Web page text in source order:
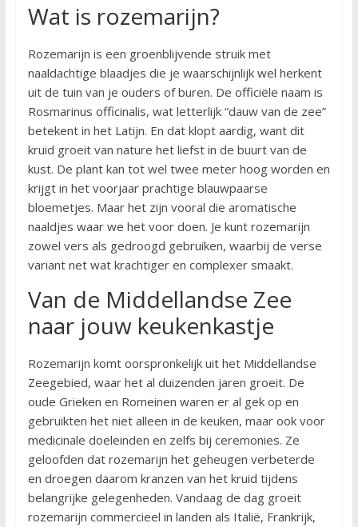
Wat is rozemarijn?
Rozemarijn is een groenblijvende struik met
naaldachtige blaadjes die je waarschijnlijk wel herkent
uit de tuin van je ouders of buren. De officiële naam is
Rosmarinus officinalis, wat letterlijk “dauw van de zee”
betekent in het Latijn. En dat klopt aardig, want dit
kruid groeit van nature het liefst in de buurt van de
kust. De plant kan tot wel twee meter hoog worden en
krijgt in het voorjaar prachtige blauwpaarse
bloemetjes. Maar het zijn vooral die aromatische
naaldjes waar we het voor doen. Je kunt rozemarijn
zowel vers als gedroogd gebruiken, waarbij de verse
variant net wat krachtiger en complexer smaakt.
Van de Middellandse Zee
naar jouw keukenkastje
Rozemarijn komt oorspronkelijk uit het Middellandse
Zeegebied, waar het al duizenden jaren groeit. De
oude Grieken en Romeinen waren er al gek op en
gebruikten het niet alleen in de keuken, maar ook voor
medicinale doeleinden en zelfs bij ceremonies. Ze
geloofden dat rozemarijn het geheugen verbeterde
en droegen daarom kranzen van het kruid tijdens
belangrijke gelegenheden. Vandaag de dag groeit
rozemarijn commercieel in landen als Italië, Frankrijk,